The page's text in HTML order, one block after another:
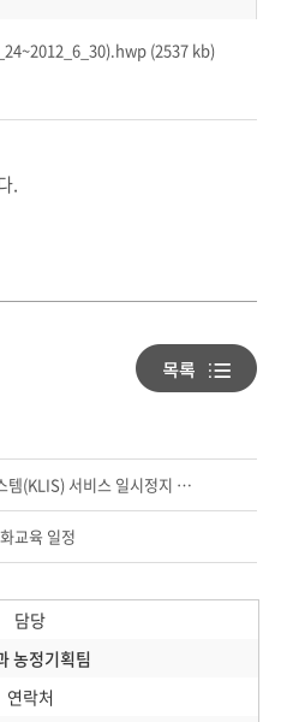
(2537 kb)
.
한국토지정보시스템(KLIS) 서비스 일시정지 알림
교육 일정
담당
농정기획팀
연락처